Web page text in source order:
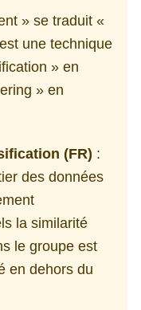
» se traduit «
une technique
» en
» en
(FR) :
des données
la similarité
le groupe est
en dehors du